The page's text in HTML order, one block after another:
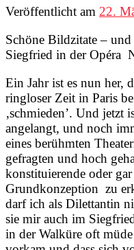
Veröffentlicht am 22.
Schöne Bildzitate –
Siegfried in der Opéra
Ein Jahr ist es nun her,
ringloser Zeit in Paris
‚schmieden’. Und jetzt
angelangt, und noch
eines berühmten
gefragten und hoch
konstituierende oder
Grundkonzeption zu
darf ich als Dilettantin
sie mir auch im
in der Walküre oft